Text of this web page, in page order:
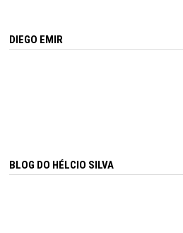
DIEGO EMIR
BLOG DO HÉLCIO SILVA